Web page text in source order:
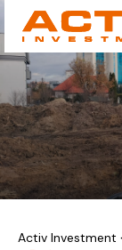
Activ Investment